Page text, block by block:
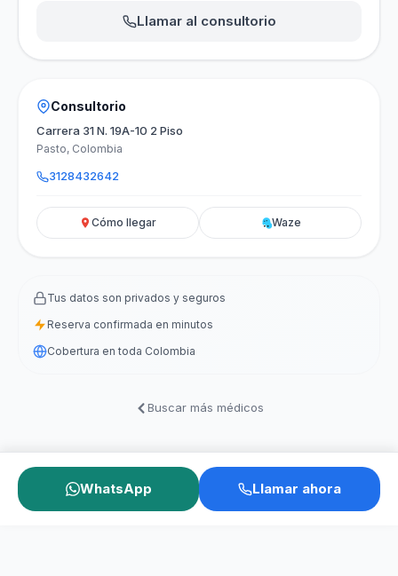
Llamar al consultorio
Consultorio
Carrera 31 N. 19A-10 2 Piso
Pasto, Colombia
3128432642
Cómo llegar Waze
Tus datos son privados y seguros
Reserva confirmada en minutos
Cobertura en toda Colombia
Buscar más médicos
WhatsApp Llamar ahora